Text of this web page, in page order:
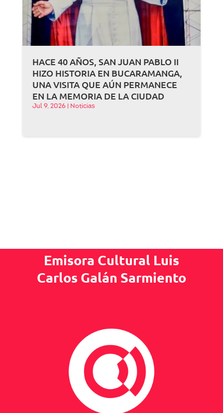
HACE 40 AÑOS, SAN JUAN PABLO II
HIZO HISTORIA EN BUCARAMANGA,
UNA VISITA QUE AÚN PERMANECE
EN LA MEMORIA DE LA CIUDAD
Jul 9, 2026 Noticias
Emisora Cultural Luis
Carlos Galán Sarmiento